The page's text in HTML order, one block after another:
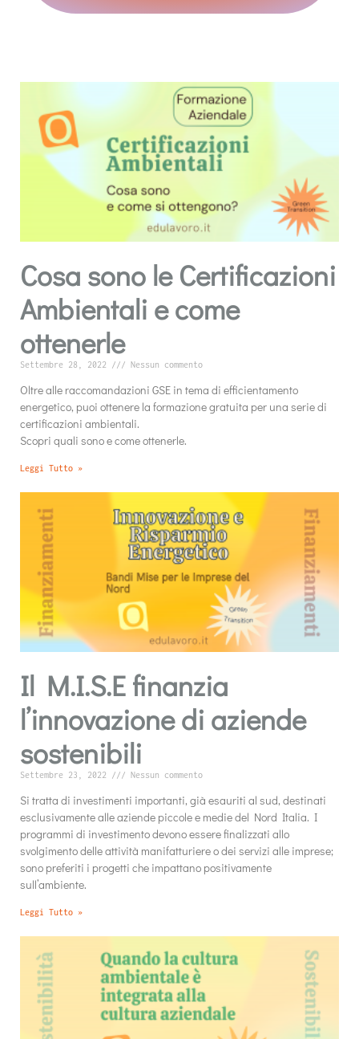
Cosa sono le Certificazioni
Ambientali e come
ottenerle
Settembre 28, 2022 Nessun commento
Oltre alle raccomandazioni GSE in tema di efficientamento
energetico, puoi ottenere la formazione gratuita per una serie di
certificazioni ambientali.
Scopri quali sono e come ottenerle.
Leggi Tutto »
Il M.I.S.E finanzia
l’innovazione di aziende
sostenibili
Settembre 23, 2022 Nessun commento
Si tratta di investimenti importanti, già esauriti al sud, destinati
esclusivamente alle aziende piccole e medie del Nord Italia. I
programmi di investimento devono essere finalizzati allo
svolgimento delle attività manifatturiere o dei servizi alle imprese;
sono preferiti i progetti che impattano positivamente
sull’ambiente.
Leggi Tutto »